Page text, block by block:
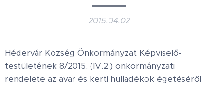
2015.04.02
Hédervár Község Önkormányzat Képviselő-
testületének 8/2015. (IV.2.) önkormányzati
rendelete az avar és kerti hulladékok égetéséről